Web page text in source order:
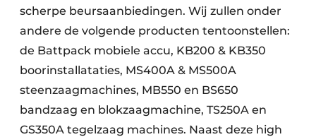
scherpe beursaanbiedingen. Wij zullen onder
andere de volgende producten tentoonstellen:
de Battpack mobiele accu, KB200 & KB350
boorinstallataties, MS400A & MS500A
steenzaagmachines, MB550 en BS650
bandzaag en blokzaagmachine, TS250A en
GS350A tegelzaag machines. Naast deze high